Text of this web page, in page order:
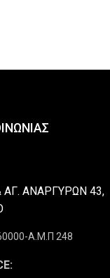
ΑΓ. ΑΝΑΡΓΥΡΩΝ 43,
Α.Μ.Π 248